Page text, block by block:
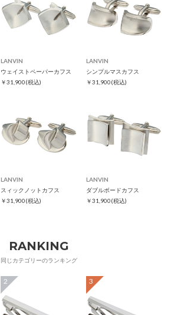
LANVIN
ウェイストペーパーカフス
￥31,900(税込)
LANVIN
シンプルマスカフス
￥31,900(税込)
LANVIN
スィックノットカフス
￥31,900(税込)
LANVIN
ダブルボードカフス
￥31,900(税込)
RANKING
同じカテゴリーのランキング
2 3